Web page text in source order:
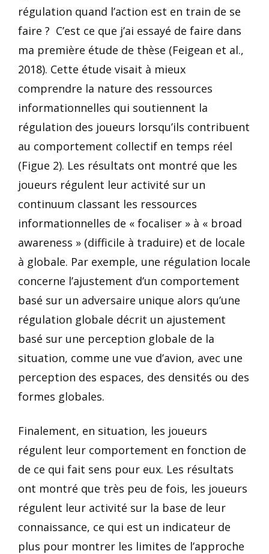
régulation quand l’action est en train de se
faire ? C’est ce que j’ai essayé de faire dans
ma première étude de thèse (Feigean et al.,
2018). Cette étude visait à mieux
comprendre la nature des ressources
informationnelles qui soutiennent la
régulation des joueurs lorsqu’ils contribuent
au comportement collectif en temps réel
(Figue 2). Les résultats ont montré que les
joueurs régulent leur activité sur un
continuum classant les ressources
informationnelles de « focaliser » à « broad
awareness » (difficile à traduire) et de locale
à globale. Par exemple, une régulation locale
concerne l’ajustement d’un comportement
basé sur un adversaire unique alors qu’une
régulation globale décrit un ajustement
basé sur une perception globale de la
situation, comme une vue d’avion, avec une
perception des espaces, des densités ou des
formes globales.
Finalement, en situation, les joueurs
régulent leur comportement en fonction de
de ce qui fait sens pour eux. Les résultats
ont montré que très peu de fois, les joueurs
régulent leur activité sur la base de leur
connaissance, ce qui est un indicateur de
plus pour montrer les limites de l’approche